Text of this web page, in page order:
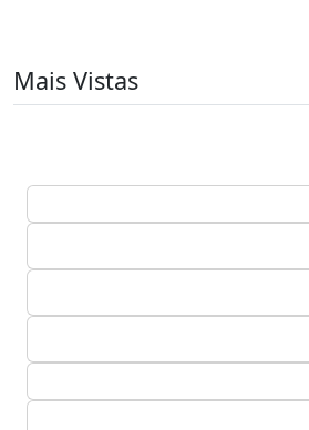
Mais Vistas